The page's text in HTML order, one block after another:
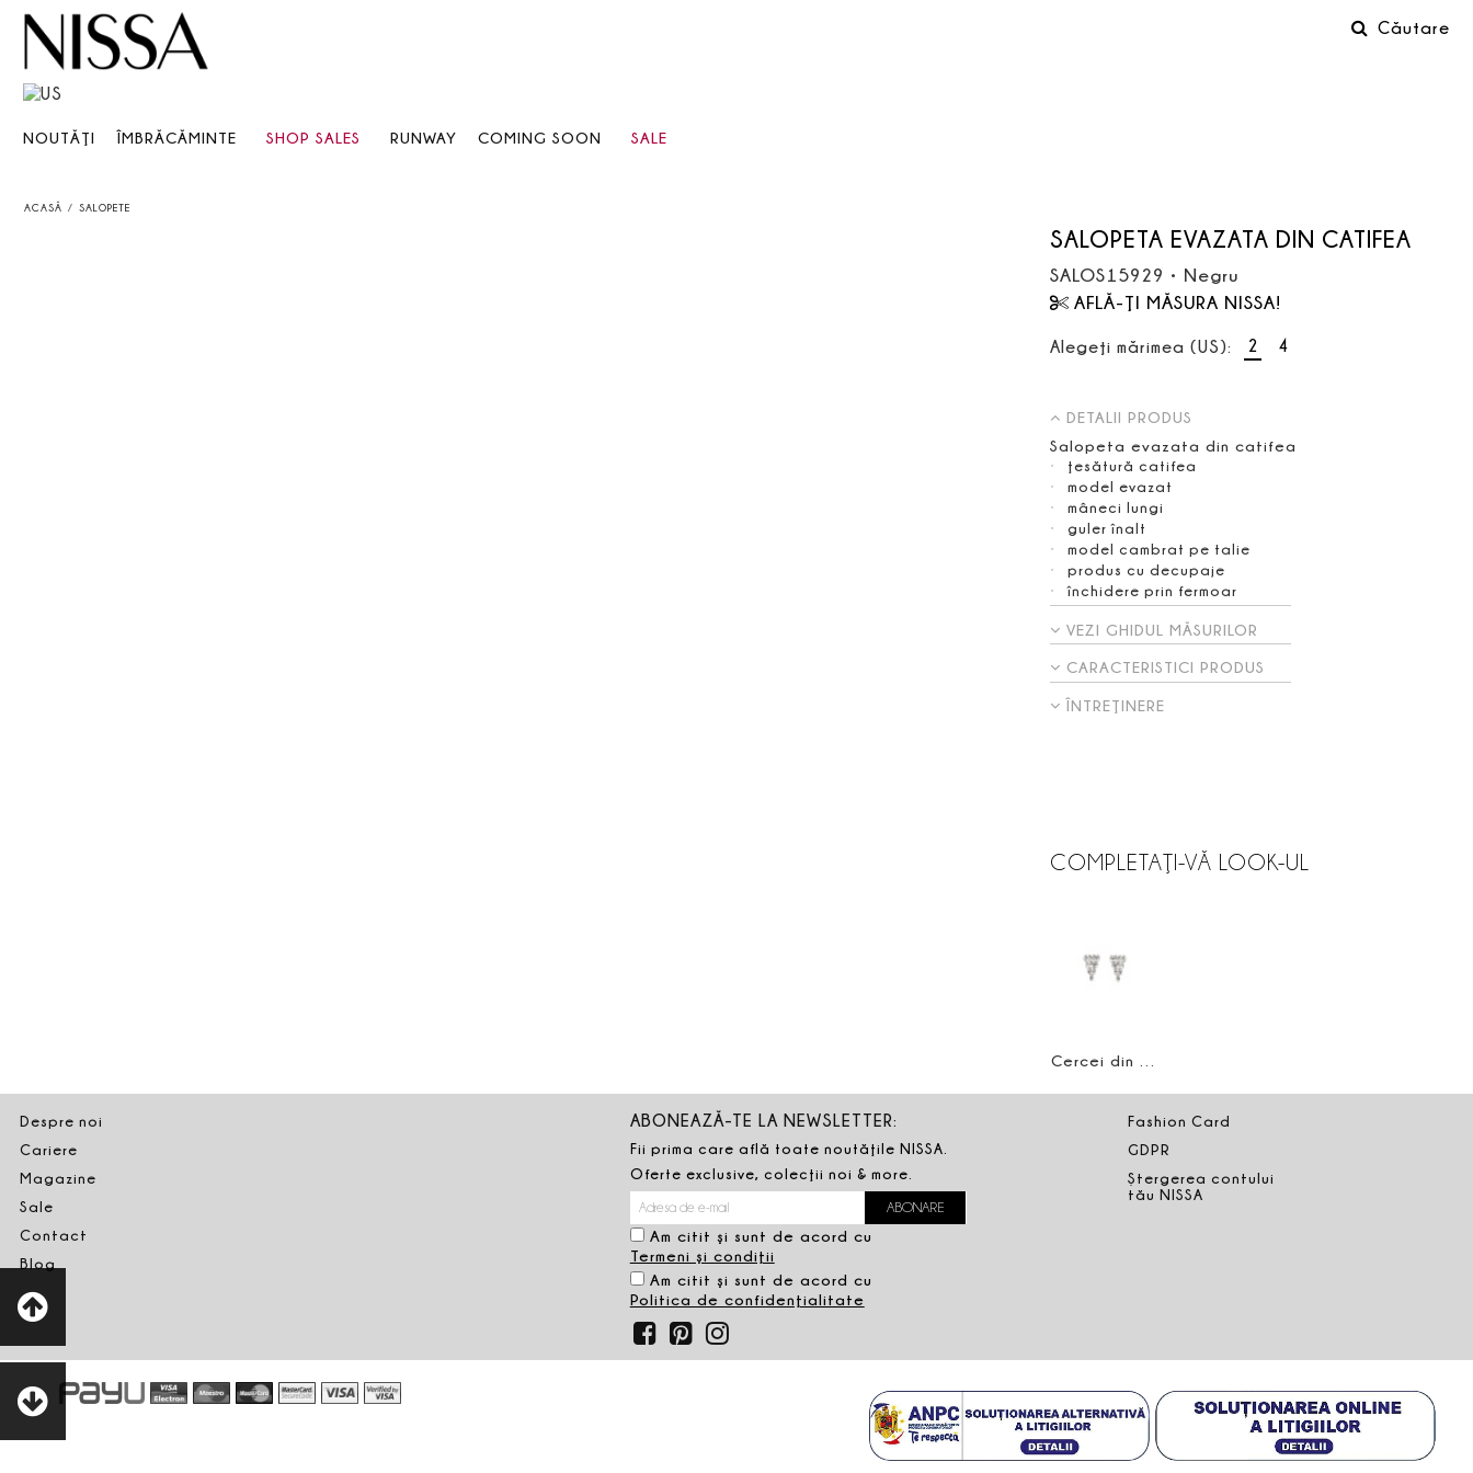
Căutare
NOUTĂŢI ÎMBRĂCĂMINTE SHOP SALES RUNWAY COMING SOON SALE
ACASĂ SALOPETE
SALOPETA EVAZATA DIN CATIFEA
SALOS15929 • Negru
AFLĂ-ŢI MĂSURA NISSA!
Alegeţi mărimea (US): 2 4
DETALII PRODUS
Salopeta evazata din catifea
ţesătură catifea
model evazat
mâneci lungi
guler înalt
model cambrat pe talie
produs cu decupaje
închidere prin fermoar
VEZI GHIDUL MĂSURILOR
CARACTERISTICI PRODUS
ÎNTREŢINERE
COMPLETAŢI-VĂ LOOK-UL
Despre noi
Cariere
Magazine
Sale
Contact
Blog
ABONEAZĂ-TE LA NEWSLETTER:
Fii prima care află toate noutăţile NISSA.
Oferte exclusive, colecţii noi & more.
Am citit şi sunt de acord cu
Termeni şi condiţii
Am citit şi sunt de acord cu
Politica de confidenţialitate
Fashion Card
GDPR
Ștergerea contului
tău NISSA